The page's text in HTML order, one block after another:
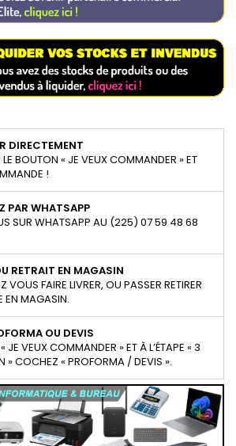
DIRECTEMENT
LE BOUTON « JE VEUX COMMANDER » ET
!
PAR WHATSAPP
SUR WHATSAPP AU (225) 07 59 48 68
RETRAIT EN MAGASIN
VOUS FAIRE LIVRER, OU PASSER RETIRER
EN MAGASIN.
OU DEVIS
JE VEUX COMMANDER » ET À L’ÉTAPE « 3
» COCHEZ « PROFORMA / DEVIS ».